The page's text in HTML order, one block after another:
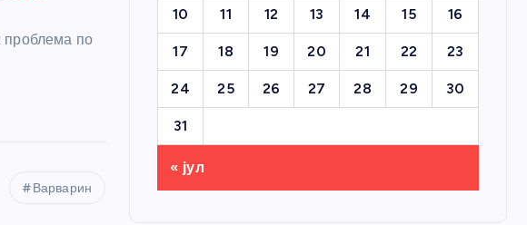
проблема по
Варварин
10 11 12 13 14 15 16
17 18 19 20 21 22 23
24 25 26 27 28 29 30
31
« јул